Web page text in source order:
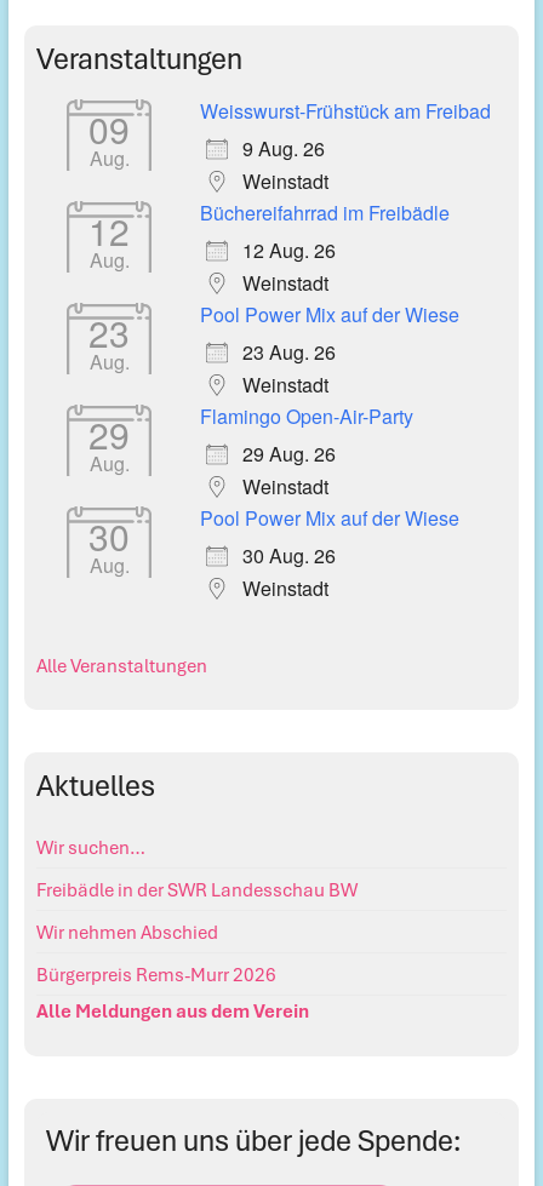
Veranstaltungen
09
Aug.
Weisswurst-Frühstück am Freibad
9 Aug. 26
Weinstadt
12
Aug.
Büchereifahrrad im Freibädle
12 Aug. 26
Weinstadt
23
Aug.
Pool Power Mix auf der Wiese
23 Aug. 26
Weinstadt
29
Aug.
Flamingo Open-Air-Party
29 Aug. 26
Weinstadt
30
Aug.
Pool Power Mix auf der Wiese
30 Aug. 26
Weinstadt
Alle Veranstaltungen
Aktuelles
Wir suchen…
Freibädle in der SWR Landesschau BW
Wir nehmen Abschied
Bürgerpreis Rems-Murr 2026
Alle Meldungen aus dem Verein
Wir freuen uns über jede Spende: